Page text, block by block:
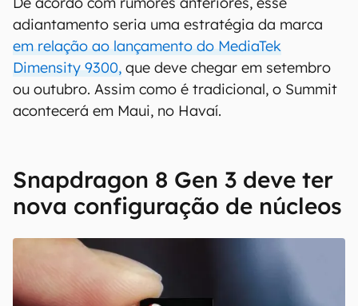
adiantamento seria uma estratégia da marca
em relação ao lançamento do MediaTek
Dimensity 9300, que deve chegar em setembro
ou outubro. Assim como é tradicional, o Summit
acontecerá em Maui, no Havaí.
Snapdragon 8 Gen 3 deve ter
nova configuração de núcleos